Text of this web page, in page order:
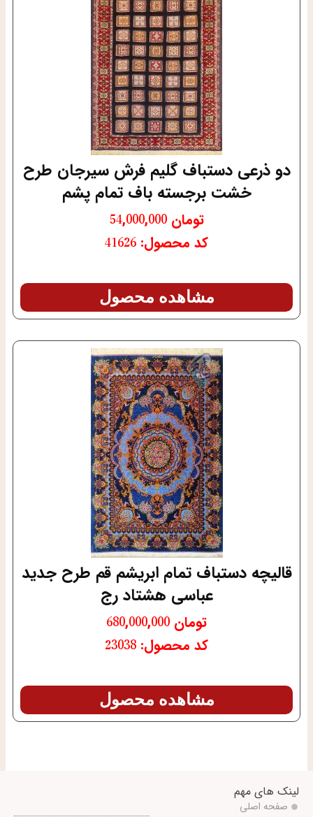
دو ذرعی دستباف گلیم فرش سیرجان طرح
خشت برجسته باف تمام پشم
تومان 54,000,000
کد محصول: 41626
مشاهده محصول
قالیچه دستباف تمام ابریشم قم طرح جدید
عباسی هشتاد رج
تومان
کد محصول: 23038
مشاهده محصول
لینک های مهم
صفحه اصلی